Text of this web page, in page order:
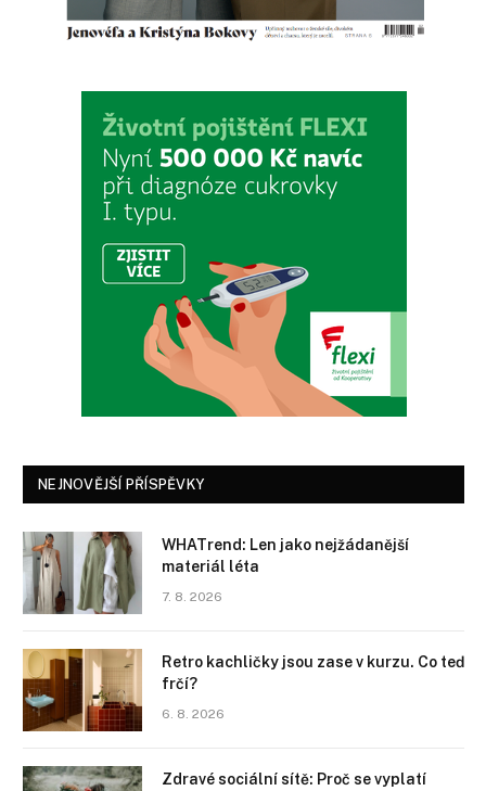
NEJNOVĚJŠÍ PŘÍSPĚVKY
WHATrend: Len jako nejžádanější
materiál léta
7. 8. 2026
Retro kachličky jsou zase v kurzu. Co teď
frčí?
6. 8. 2026
Zdravé sociální sítě: Proč se vyplatí